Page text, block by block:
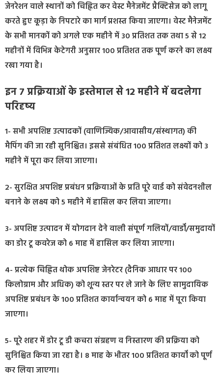
जेनरेशन वाले स्थानों को चिह्नित कर वेस्ट मैनेजमेंट प्रैक्टिसेज को लागू
करते हुए कूड़ा के निपटारे का मार्ग प्रशस्त किया जाएगा। वेस्ट मैनेजमेंट
के सभी मानकों को अगले एक महीने में 30 प्रतिशत तक तथा 5 से 12
महीनों में विभिन्न केटेगरी अनुसार 100 प्रतिशत तक पूर्ण करने का लक्ष्य
रखा गया है।
इन 7 प्रक्रियाओं के इस्तेमाल से 12 महीने में बदलेगा
परिदृष्य
1- सभी अपशिष्ट उत्पादकों (वाणिज्यिक/आवासीय/संस्थागत) की
मैपिंग की जा रही सुनिश्चित। इससे संबंधित 100 प्रतिशत लक्ष्यों को 3
महीने में पूरा कर लिया जाएगा।
2- सुरक्षित अपशिष्ट प्रबंधन प्रक्रियाओं के प्रति पूरे वार्ड को संवेदनशील
बनाने के लक्ष्य को 5 महीने में हासिल कर लिया जाएगा।
3- अपशिष्ट उत्पादन में योगदान देने वाली संपूर्ण गलियों/वार्डों/समुदायों
का डोर टू कवरेज को 6 माह में हासिल कर लिया जाएगा।
4- प्रत्येक चिह्नित थोक अपशिष्ट जेनरेटर (दैनिक आधार पर 100
किलोग्राम और अधिक) को शून्य स्तर पर ले जाने के लिए सामुदायिक
अपशिष्ट प्रबंधन के 100 प्रतिशत कार्यान्वयन को 6 माह में पूरा किया
जाएगा।
5- पूरे शहर में डोर टू डी कचरा संग्रहण व निस्तारण की प्रक्रिया को
सुनिश्चित किया जा रहा है। 8 माह के भीतर 100 प्रतिशत कार्यों को पूर्ण
कर लिया जाएगा।